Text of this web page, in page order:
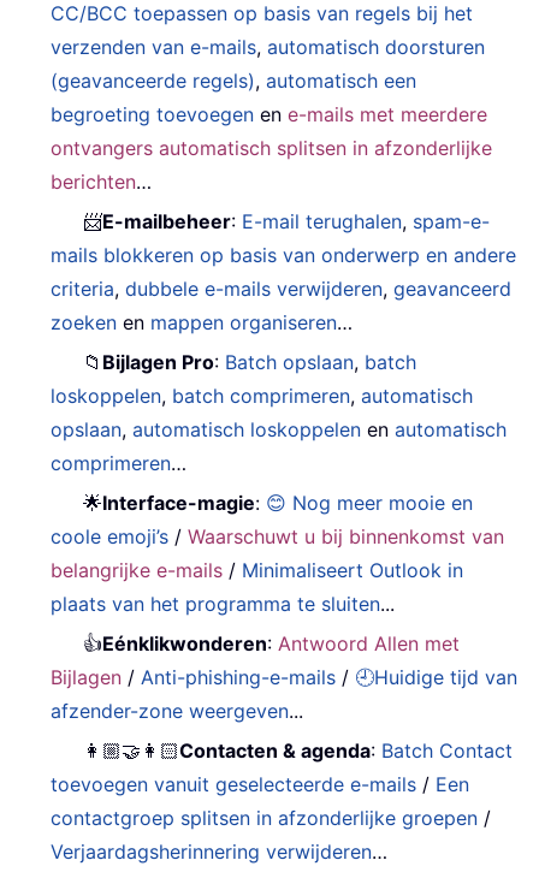
CC/BCC toepassen op basis van regels bij het
verzenden van e-mails,automatisch doorsturen
(geavanceerde regels),automatisch een
begroeting toevoegen ene-mails met meerdere
ontvangers automatisch splitsen in afzonderlijke
berichten…
📨E-mailbeheer: E-mail terughalen, spam-e-
mails blokkeren op basis van onderwerp en andere
criteria,dubbele e-mails verwijderen,geavanceerd
zoeken en mappen organiseren…
📁 Bijlagen Pro: Batch opslaan, batch
loskoppelen, batch comprimeren,automatisch
opslaan,automatisch loskoppelen enautomatisch
comprimeren…
🌟Interface-magie: 😊 Nog meer mooie en
coole emoji’s /Waarschuwt u bij binnenkomst van
belangrijke e-mails / Minimaliseert Outlook in
plaats van het programma te sluiten...
👍Eénklikwonderen:Antwoord Allen met
Bijlagen /Anti-phishing-e-mails / 🕘Huidige tijd van
afzender-zone weergeven...
👩🏼‍🤝‍👩🏻Contacten & agenda: Batch Contact
toevoegen vanuit geselecteerde e-mails / Een
contactgroep splitsen in afzonderlijke groepen /
Verjaardagsherinnering verwijderen…